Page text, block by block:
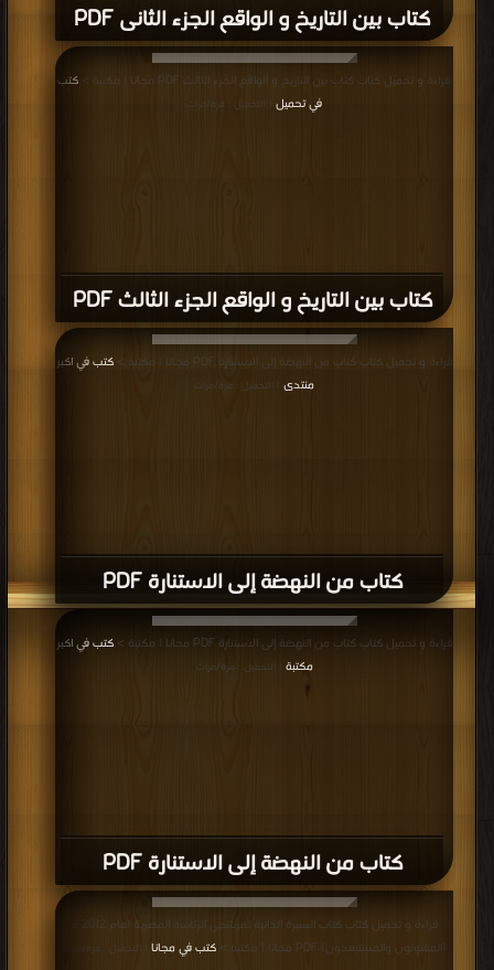
كتاب بين التاريخ و الواقع الجزء الثانى PDF
كتاب بين التاريخ و الواقع الجزء الثالث PDF
قراءة و تحميل كتاب كتاب بين التاريخ و الواقع الجزء الثالث PDF مجانا | مكتبة >
كتب
في تحميل
| التحميل : مرة/مرات
كتاب من النهضة إلى الاستنارة PDF
قراءة و تحميل كتاب كتاب من النهضة إلى الاستنارة PDF مجانا | مكتبة >
كتب في اكبر
منتدى
| التحميل : مرة/مرات
كتاب من النهضة إلى الاستنارة PDF
قراءة و تحميل كتاب كتاب من النهضة إلى الاستنارة PDF مجانا | مكتبة >
كتب في اكبر
مكتبة
| التحميل : مرة/مرات
(المقبولون والمستبعدون) PDF مجانا | مكتبة >
كتب في مجانا | التحميل : مرة/مرات